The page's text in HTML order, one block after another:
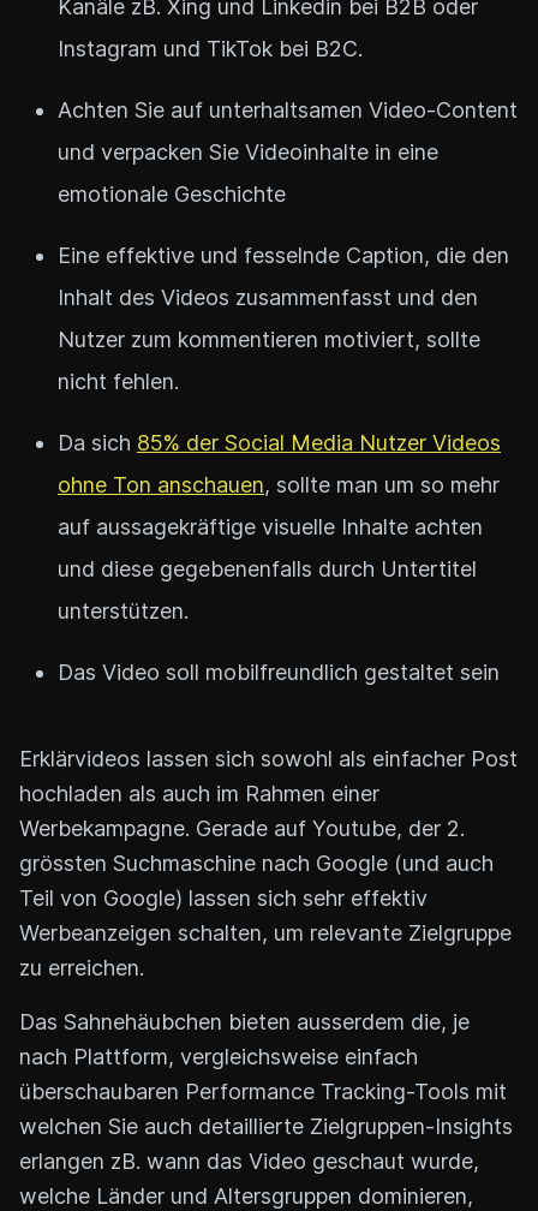
Kanäle zB. Xing und Linkedin bei B2B oder
Instagram und TikTok bei B2C.
Achten Sie auf unterhaltsamen Video-Content
und verpacken Sie Videoinhalte in eine
emotionale Geschichte
Eine effektive und fesselnde Caption, die den
Inhalt des Videos zusammenfasst und den
Nutzer zum kommentieren motiviert, sollte
nicht fehlen.
Da sich 85% der Social Media Nutzer Videos
ohne Ton anschauen, sollte man um so mehr
auf aussagekräftige visuelle Inhalte achten
und diese gegebenenfalls durch Untertitel
unterstützen.
Das Video soll mobilfreundlich gestaltet sein
Erklärvideos lassen sich sowohl als einfacher Post
hochladen als auch im Rahmen einer
Werbekampagne. Gerade auf Youtube, der 2.
grössten Suchmaschine nach Google (und auch
Teil von Google) lassen sich sehr effektiv
Werbeanzeigen schalten, um relevante Zielgruppe
zu erreichen.
Das Sahnehäubchen bieten ausserdem die, je
nach Plattform, vergleichsweise einfach
überschaubaren Performance Tracking-Tools mit
welchen Sie auch detaillierte Zielgruppen-Insights
erlangen zB. wann das Video geschaut wurde,
welche Länder und Altersgruppen dominieren,